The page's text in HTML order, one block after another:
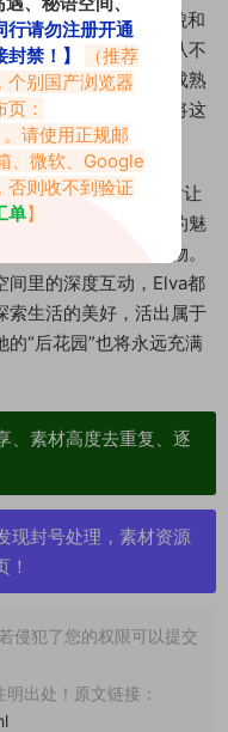
为她拥有出众的外貌和
出的真诚和自信。她从不
己的生活感悟。她的成熟
想要什么，并且能够将这
。
“后花园”无疑是一片让
方式诠释着成熟女性的魅
慧与品味的最好礼物。
间里的深度互动，Elva都
索生活的美好，活出属于
“后花园”也将永远充满
、素材高度去重复、逐
现封号处理，素材资源
！
侵犯了您的权限可以提交
出处！原文链接：
行请勿注册开通
禁！】
（推荐
个别国产浏览器
：
。请使用正规邮
、微软、Google
否则收不到验证
单】